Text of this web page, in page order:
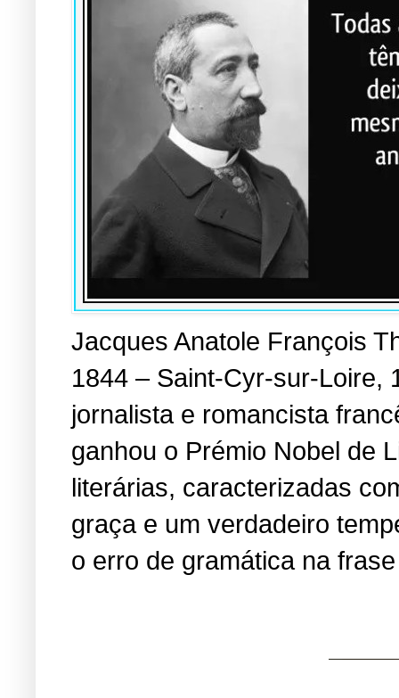
Jacques Anatole François
1844 – Saint-Cyr-sur-Loire,
jornalista e romancista
ganhou o Prémio Nobel de
literárias, caracterizadas
graça e um verdadeiro
o erro de gramática na